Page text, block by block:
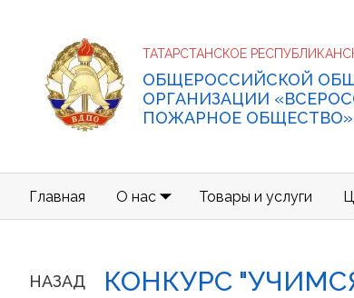
ТАТАРСТАНСКОЕ
ОБЩЕРОССИЙСКОЙ
ОРГАНИЗАЦИИ
ПОЖАРНОЕ ОБЩЕСТВО»
Главная О нас Товары и услуги
НАЗАД КОНКУРС